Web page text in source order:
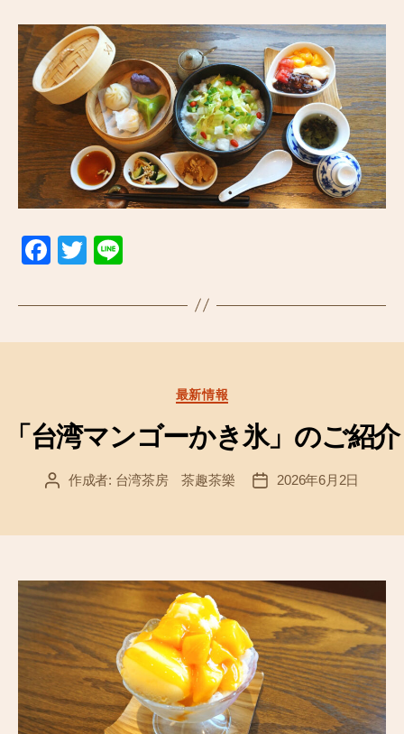
F
c
e
o
k
T
tt
er
e
カ
テ
ゴ
リ
最新情報
「台湾マンゴーかき氷」のご紹介
投 作成者: 台湾茶房 茶趣茶樂
投
2026年6月2日